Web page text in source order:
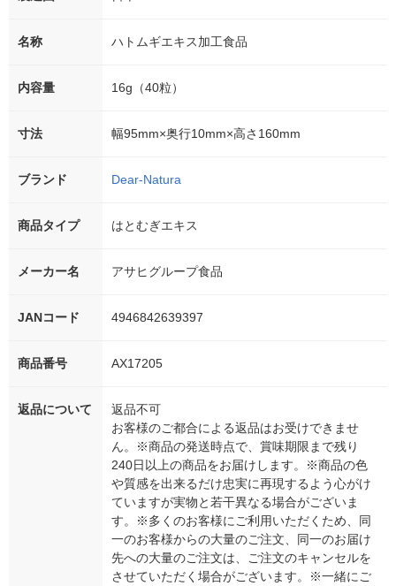
名称 ハトムギエキス加工食品
内容量 16g（40粒）
寸法 幅95mm×奥行10mm×高さ160mm
ブランド Dear-Natura
商品タイプ はとむぎエキス
メーカー名 アサヒグループ食品
JANコード 4946842639397
商品番号 AX17205
返品について
返品不可
お客様のご都合による返品はお受けできませ
ん。※商品の発送時点で、賞味期限まで残り
240日以上の商品をお届けします。※商品の色
や質感を出来るだけ忠実に再現するよう心がけ
ていますが実物と若干異なる場合がございま
す。※多くのお客様にご利用いただくため、同
一のお客様からの大量のご注文、同一のお届け
先への大量のご注文は、ご注文のキャンセルを
させていただく場合がございます。※一緒にご